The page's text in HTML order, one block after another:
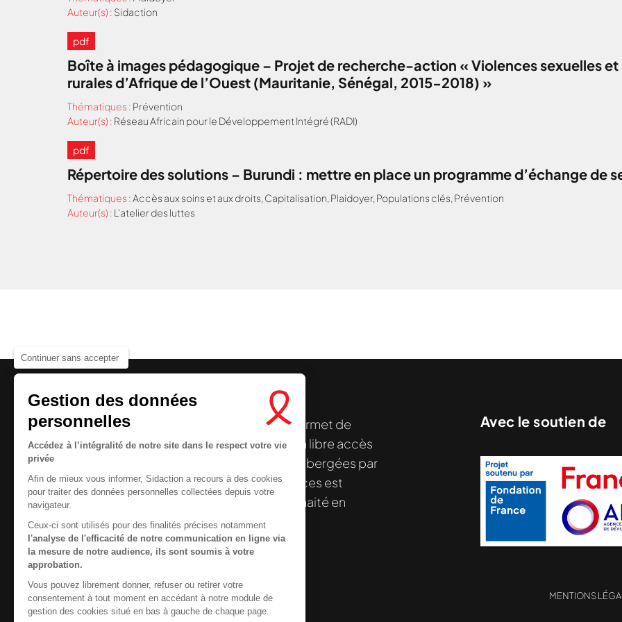
Continuer sans accepter
Gestion des données
personnelles
Accédez à l’intégralité de notre site dans le respect votre vie
privée
Afin de mieux vous informer, Sidaction a recours à des cookies
pour traiter des données personnelles collectées depuis votre
navigateur.
Ceux-ci sont utilisés pour des finalités précises notamment
l'analyse de l'efficacité de notre communication en ligne via
la mesure de notre audience, ils sont soumis à votre
approbation.
Vous pouvez librement donner, refuser ou retirer votre
consentement à tout moment en accédant à notre module de
gestion des cookies situé en bas à gauche de chaque page.
Auteur(s) : Sidaction
pdf
Boîte à images pédagogique – Projet de recherche-action « Violences sexuelles
rurales d’Afrique de l’Ouest (Mauritanie, Sénégal, 2015-2018) »
Thématiques : Prévention
Auteur(s) : Réseau Africain pour le Développement Intégré (RADI)
pdf
Répertoire des solutions – Burundi : mettre en place un programme d’échange de
Thématiques :Accès aux soins et aux droits, Capitalisation, Plaidoyer, Populations clés, Prévention
Auteur(s) : L'atelier des luttes
Nous cherchons le contenu demandé....
Le centre de ressources de Sidactionpermet de
disposer de ressources francophones en libre accès
. À l’origine, hébergées par
la Plateforme ELSA, le Centre de ressources est
désormais gérée par Sidaction qui a souhaité en
reprendre le pilotage.
Avec le soutien de
Contactez-nous
Newsletter
MENTIONS